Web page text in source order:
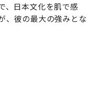
、日本文化を肌で感
、彼の最大の強みとな